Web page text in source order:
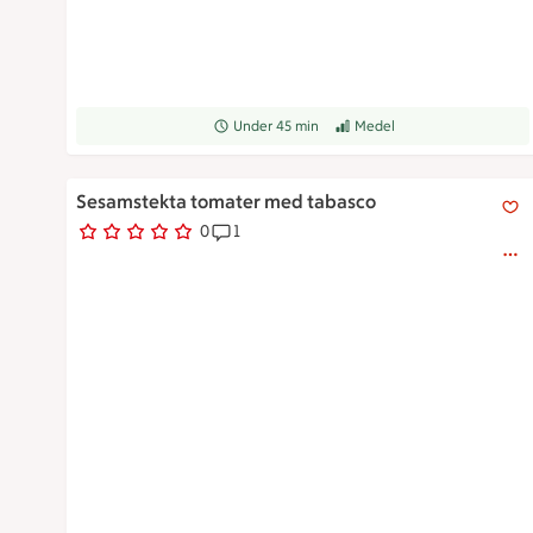
Receptet tar Under 45 min att tillaga
Under 45 min Receptet har Medel
Medel
Sesamstekta tomater med tabasco
0
0 personer har röstatReceptet har 1 kommentarer
1
Sesamstekta tomater med tabasco